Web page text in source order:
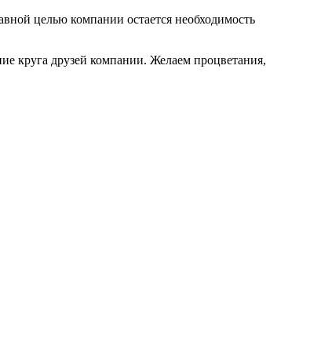
целью компании остается необходимость
круга друзей компании. Желаем процветания,